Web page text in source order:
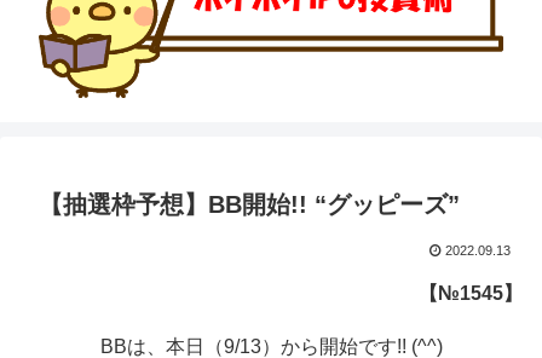
【抽選枠予想】BB開始!! “グッピーズ”
2022.09.13
【№1545】
BBは、本日（9/13）から開始です!! (^^)